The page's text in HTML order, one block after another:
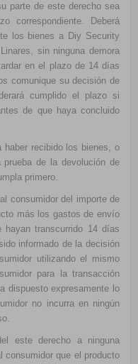
parte de este derecho sea
correspondiente. Deberá
los bienes a Diy Security
sin ninguna demora
en el plazo de 14 días
comunique su decisión de
cumplido el plazo si
de que haya concluido
haber recibido los bienes, o
prueba de la devolución de
primero.
consumidor del importe de
más los gastos de envío
transcurrido 14 días
informado de la decisión
utilizando el mismo
para la transacción
dispuesto expresamente lo
no incurra en ningún
este derecho a ninguna
consumidor que el producto